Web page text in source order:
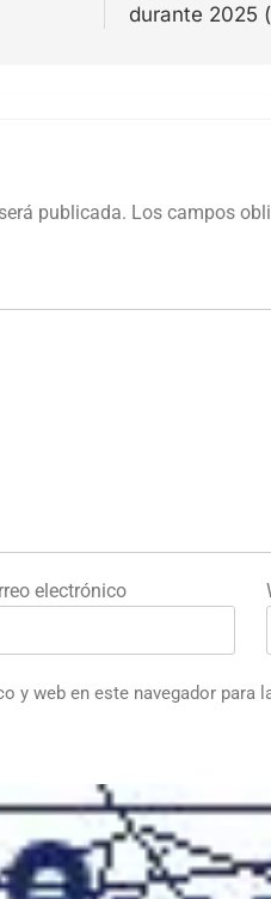
durante 2025
publicada. Los campos
electrónico
y web en este navegador para